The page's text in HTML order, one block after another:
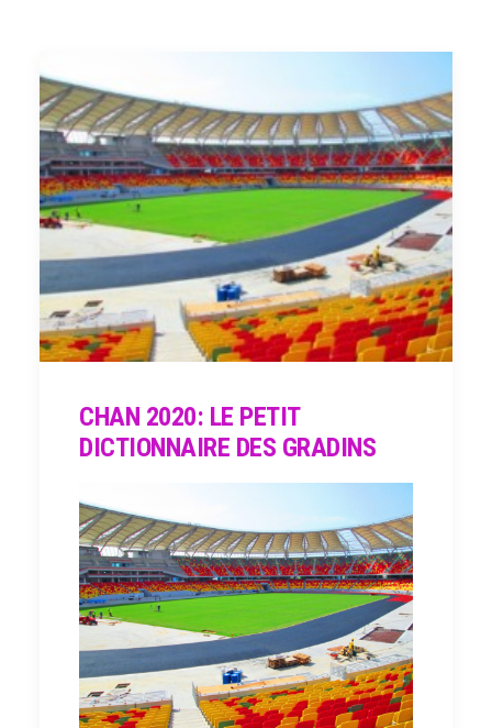
CHAN 2020: LE PETIT
DICTIONNAIRE DES GRADINS